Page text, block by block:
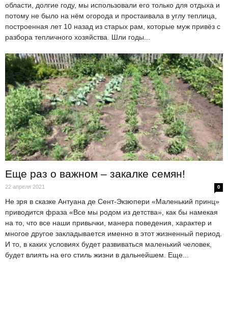
области, долгие году, мы использовали его только для отдыха и
потому не было на нём огорода и простаивала в углу теплица,
построенная лет 10 назад из старых рам, которые муж привёз с
разбора тепличного хозяйства. Шли годы...
Еще раз о важном – закалке семян!
22 апреля 2021 0
Не зря в сказке Антуана де Сент-Экзюпери «Маленький принц»
приводится фраза «Все мы родом из детства», как бы намекая
на то, что все наши привычки, манера поведения, характер и
многое другое закладывается именно в этот жизненный период.
И то, в каких условиях будет развиваться маленький человек,
будет влиять на его стиль жизни в дальнейшем. Еще...